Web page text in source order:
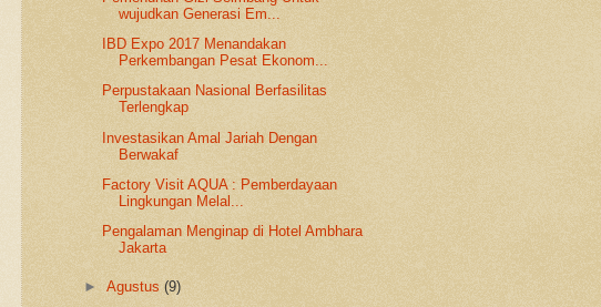
wujudkan Generasi Em...
IBD Expo 2017 Menandakan
Perkembangan Pesat Ekonom...
Perpustakaan Nasional Berfasilitas
Terlengkap
Investasikan Amal Jariah Dengan
Berwakaf
Factory Visit AQUA : Pemberdayaan
Lingkungan Melal...
Pengalaman Menginap di Hotel Ambhara
Jakarta
►Agustus(9)